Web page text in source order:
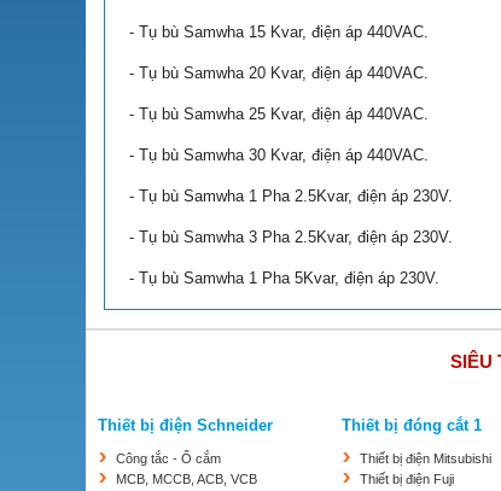
- Tụ bù Samwha 15 Kvar, điện áp 440VAC.
- Tụ bù Samwha 20 Kvar, điện áp 440VAC.
- Tụ bù Samwha 25 Kvar, điện áp 440VAC.
- Tụ bù Samwha 30 Kvar, điện áp 440VAC.
- Tụ bù Samwha 1 Pha 2.5Kvar, điện áp 230V.
- Tụ bù Samwha 3 Pha 2.5Kvar, điện áp 230V.
- Tụ bù Samwha 1 Pha 5Kvar, điện áp 230V.
SIÊU
Thiết bị điện Schneider
Công tắc - Ổ cắm
MCB, MCCB, ACB, VCB
Thiết bị đóng cắt 1
Thiết bị điện Mitsubishi
Thiết bị điện Fuji